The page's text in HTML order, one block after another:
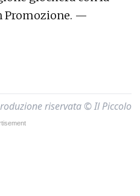
Promozione. —
riservata © Il Piccolo